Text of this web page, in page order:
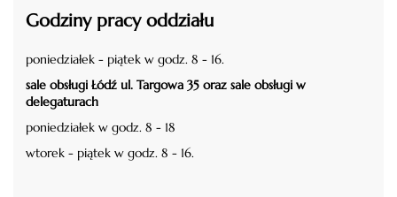
Godziny pracy oddziału
poniedziałek - piątek w godz. 8 - 16.
sale obsługi Łódź ul. Targowa 35 oraz sale obsługi w
delegaturach
poniedziałek w godz. 8 - 18
wtorek - piątek w godz. 8 - 16.